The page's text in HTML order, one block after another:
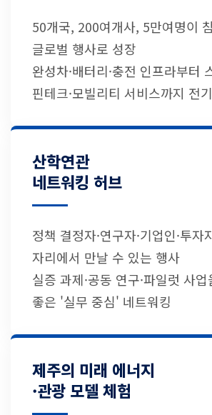
50개국, 200여개사, 5만여명이
글로벌 행사로 성장
완성차·배터리·충전 인프라부터
핀테크·모빌리티 서비스까지 전
산학연관
네트워킹 허브
정책 결정자·연구자·기업인·투자
자리에서 만날 수 있는 행사
실증 과제·공동 연구·파일럿 사
좋은 '실무 중심' 네트워킹
제주의 미래 에너지
·관광 모델 체험